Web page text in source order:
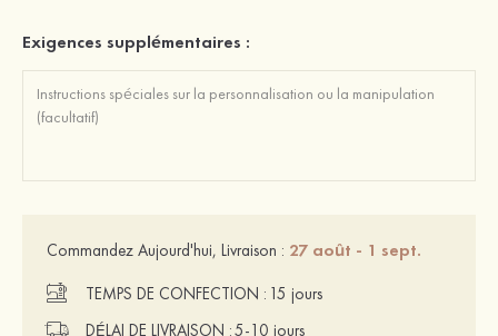
Exigences supplémentaires :
Commandez Aujourd'hui, Livraison : 27 août - 1 sept.
TEMPS DE CONFECTION : 15 jours
DÉLAI DE LIVRAISON :5-10 jours